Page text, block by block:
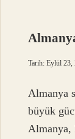
Tarih: Eylül 23,
Almanya
büyük
Almanya,